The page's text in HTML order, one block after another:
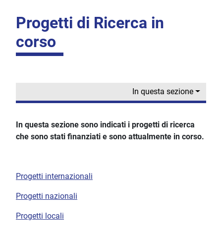
Progetti di Ricerca in
corso
In questa sezione
In questa sezione sono indicati i progetti di ricerca
che sono stati finanziati e sono attualmente in corso.
Progetti internazionali
Progetti nazionali
Progetti locali